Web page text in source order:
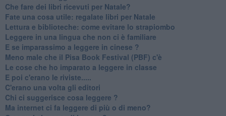
​Che fare dei libri ricevuti per Natale?
​Fate una cosa utile: regalate libri per Natale
​Lettura e biblioteche: come evitare lo strapiombo
Leggere in una lingua che non ci è familiare
​E se imparassimo a leggere in cinese ?
​Meno male che il Pisa Book Festival (PBF) c'è
​Le cose che ho imparato a leggere in classe
​E poi c'erano le riviste.....
​C'erano una volta gli editori
​Chi ci suggerisce cosa leggere ?
​Ma internet ci fa leggere di più o di meno?